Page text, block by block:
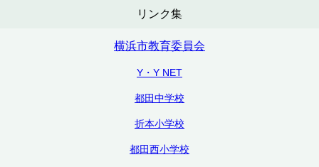
リンク集
横浜市教育委員会
Y・Y NET
都田中学校
折本小学校
都田西小学校